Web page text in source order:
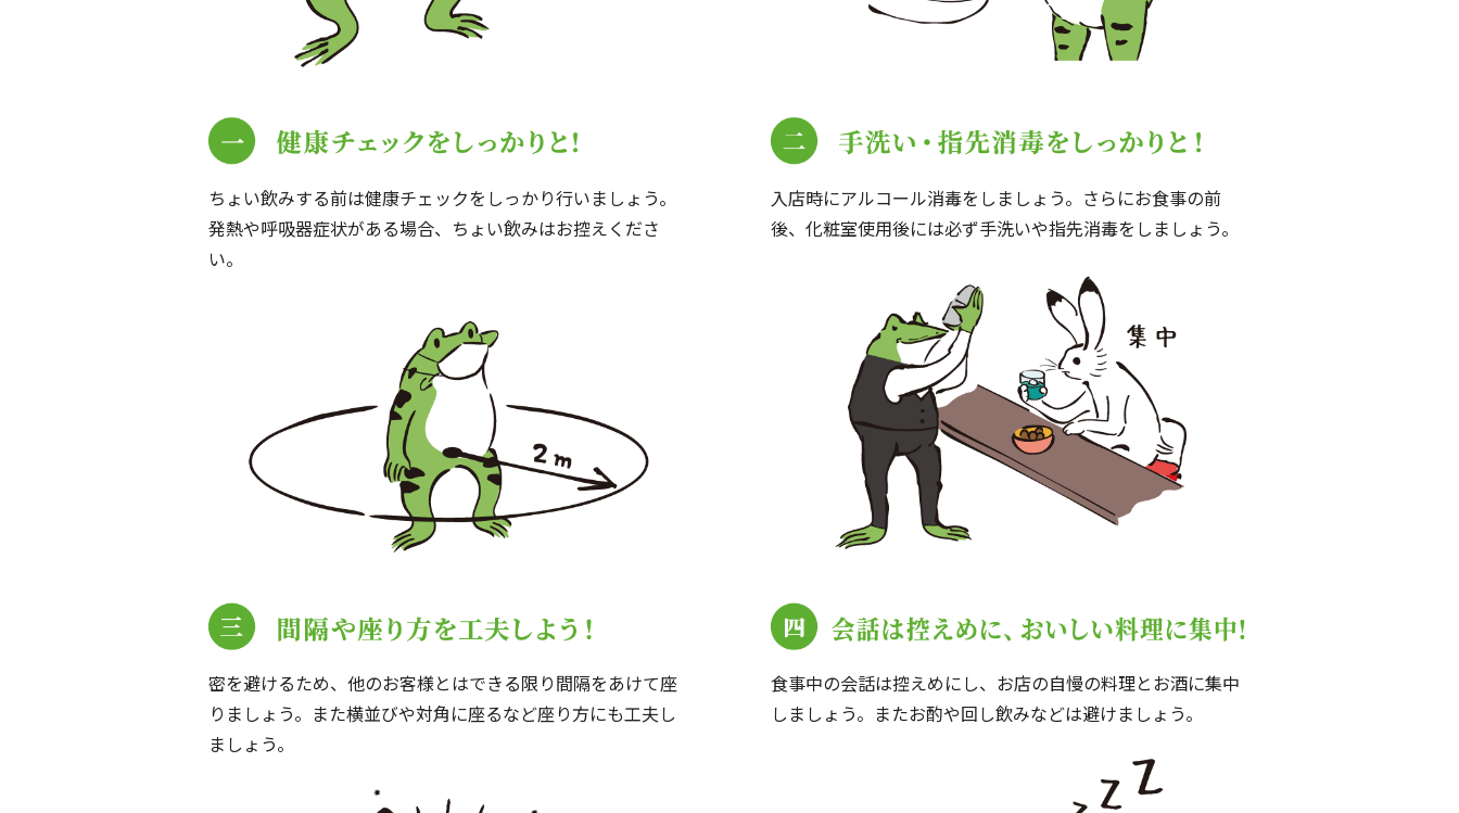
ちょい飲みする前は健康チェックをしっかり行いましょう。
発熱や呼吸器症状がある場合、ちょい飲みはお控えくださ
い。
入店時にアルコール消毒をしましょう。さらにお食事の前
後、化粧室使用後には必ず手洗いや指先消毒をしましょう。
密を避けるため、他のお客様とはできる限り間隔をあけて座
りましょう。また横並びや対角に座るなど座り方にも工夫し
ましょう。
食事中の会話は控えめにし、お店の自慢の料理とお酒に集中
しましょう。またお酌や回し飲みなどは避けましょう。